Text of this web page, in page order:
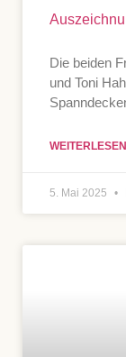
Die beiden
und Toni
5. Mai 2025